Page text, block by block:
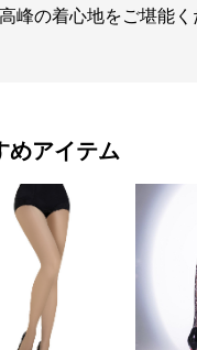
峰の着心地をご堪能く
めアイテム